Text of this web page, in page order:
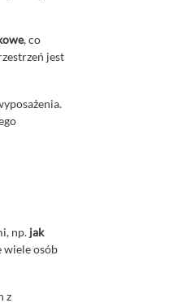
, co
jest
np. jak
wiele osób
z